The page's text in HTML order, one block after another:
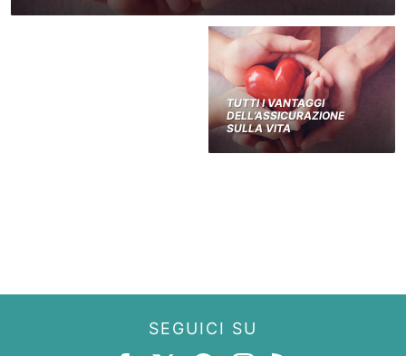
TUTTI I VANTAGGI
DELL’ASSICURAZIONE
SULLA VITA
SEGUICI SU